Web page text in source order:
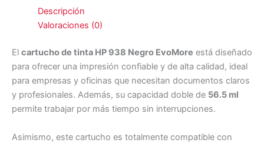
Descripción
Valoraciones (0)
El cartucho de tinta HP 938 Negro EvoMore está diseñado
para ofrecer una impresión confiable y de alta calidad, ideal
para empresas y oficinas que necesitan documentos claros
y profesionales. Además, su capacidad doble de 56.5 ml
permite trabajar por más tiempo sin interrupciones.
Asimismo, este cartucho es totalmente compatible con